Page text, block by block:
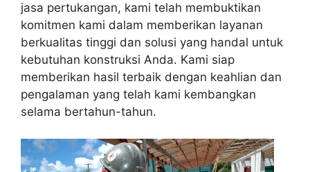
jasa pertukangan, kami telah membuktikan
komitmen kami dalam memberikan layanan
berkualitas tinggi dan solusi yang handal untuk
kebutuhan konstruksi Anda. Kami siap
memberikan hasil terbaik dengan keahlian dan
pengalaman yang telah kami kembangkan
selama bertahun-tahun.